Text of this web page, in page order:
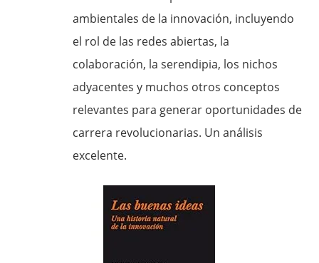
ambientales de la innovación, incluyendo
el rol de las redes abiertas, la
colaboración, la serendipia, los nichos
adyacentes y muchos otros conceptos
relevantes para generar oportunidades de
carrera revolucionarias. Un análisis
excelente.